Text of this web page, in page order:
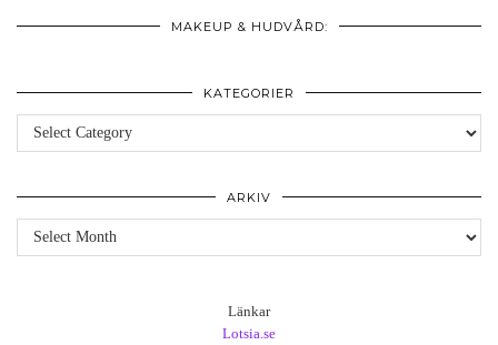
MAKEUP & HUDVÅRD:
KATEGORIER
Kategorier
ARKIV
Arkiv
Länkar
Lotsia.se